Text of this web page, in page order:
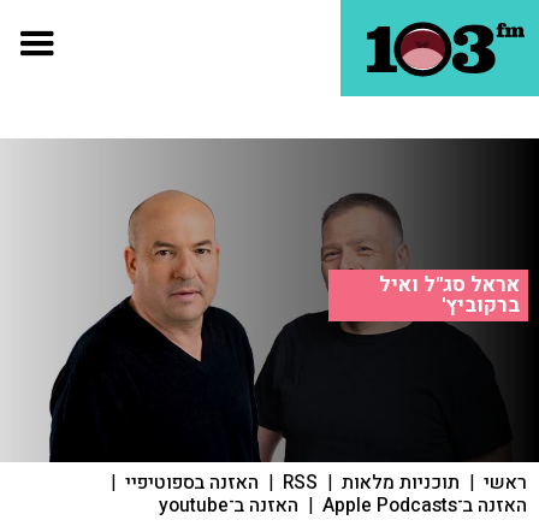
אראל סג"ל ואיל
ברקוביץ'
ראשי | תוכניות מלאות |
RSS
| האזנה בספוטיפיי |
האזנה ב־Apple Podcasts | האזנה ב־youtube